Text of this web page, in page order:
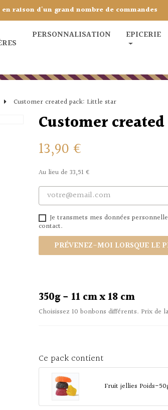
raison d'un grand nombre de commandes
PERSONNALISATION EPICERIE
Customer created pack: Little star
Customer
13,90 €
Au lieu de 33,51 €
Je transmets mes données
contact.
PRÉVENEZ-MOI LORSQUE LE
350g - 11 cm x 18 cm
Choisissez 10 bonbons différents. Prix de
Ce pack contient
Fruit jellies Poids-